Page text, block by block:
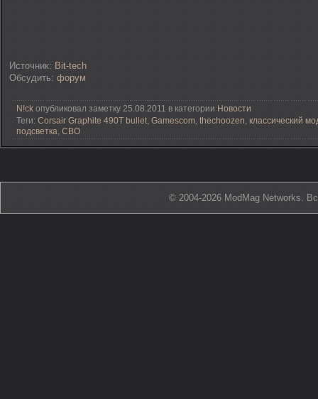
Источник: Bit-tech
Обсудить: форум
N!ck опубликовал заметку 25.08.2011 в категории Новости
Теги: Corsair Graphite 490T bullet, Gamescom, thechoozen, классический
подсветка, СВО
© 2004-2026 ModMag Networks.